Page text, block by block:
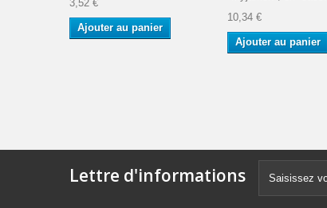
3,52 €
Ajouter au panier
10,34 €
Ajouter au panier
Lettre d'informations